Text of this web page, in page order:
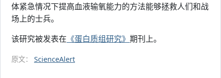
体紧急情况下提高血液输氧能力的方法能够拯救人们和战
场上的士兵。
该研究被发表在 《蛋白质组研究》 期刊上。
原文： ScienceAlert